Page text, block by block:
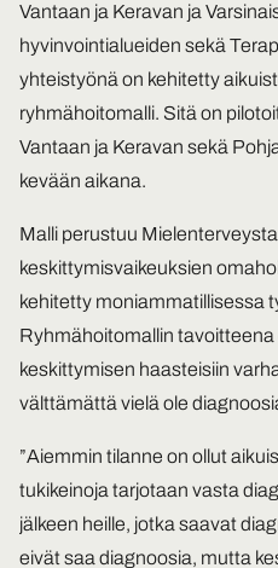
Vantaan ja Keravan ja
hyvinvointialueiden sekä
yhteistyönä on kehitetty
ryhmähoitomalli. Sitä on
Vantaan ja Keravan sekä
kevään aikana.
Malli perustuu
keskittymisvaikeuksien
kehitetty moniammatillisessa
Ryhmähoitomallin tavoitteena
keskittymisen haasteisiin
välttämättä vielä ole
”Aiemmin tilanne on ollut
tukikeinoja tarjotaan vasta
jälkeen heille, jotka saavat
eivät saa diagnoosia, mutta